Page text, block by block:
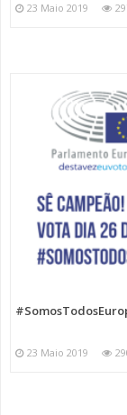
23 Maio 2019
23 Maio 2019